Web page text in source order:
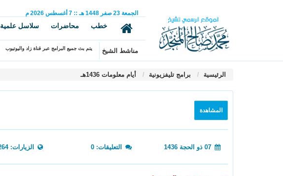
الجمعة 23 صفر 1448 هـ ::
7 أغسطس 2026 م
خطب محاضرات سلاسل علمية
مناشط الشيخ يتم بث جميع البرامج عبر قناة زاد واليوتيوب
الرئيسية برامج تليفزيونية أيام معلومات 1436هـ
المشاهدة
التعليقات: 0 الزيارات: 4264